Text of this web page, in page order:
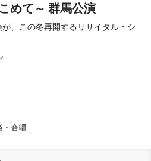
めて～ 群馬公演
、この冬再開するリサイタル・シ
・合唱